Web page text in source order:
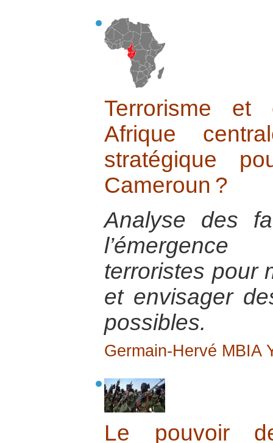
Terrorisme et
Afrique
stratégique
Cameroun ?
Analyse des
terroristes pour
et envisager
possibles.
Germain-Hervé MBIA
Le pouvoir